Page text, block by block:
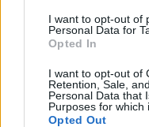
I want to opt-out of
Personal Data for
Opted In
I want to opt-out of
Retention, Sale,
Personal Data that
Purposes for which
Opted Out
Η διαδικασία
Συμβουλευτική
ανάγκες σας